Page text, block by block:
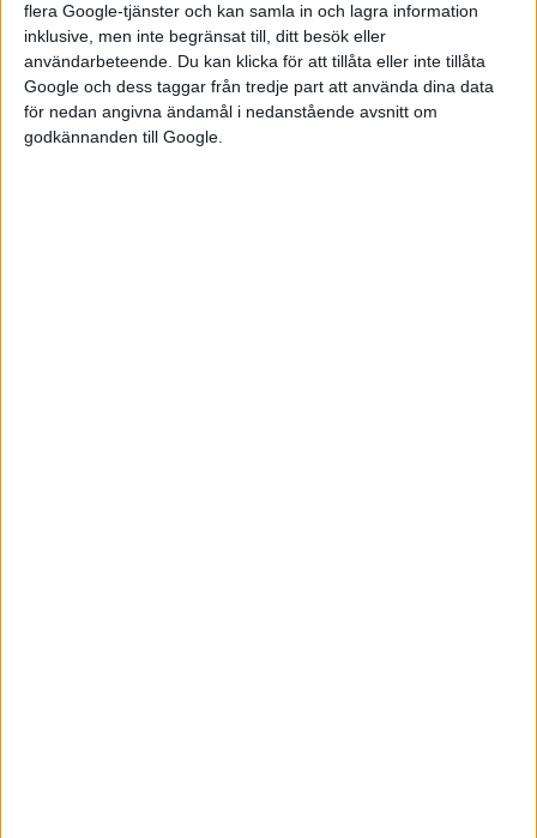
flera Google-tjänster och kan samla in och lagra information
inklusive, men inte begränsat till, ditt besök eller
användarbeteende. Du kan klicka för att tillåta eller inte tillåta
Google och dess taggar från tredje part att använda dina data
för nedan angivna ändamål i nedanstående avsnitt om
godkännanden till Google.
I en kommentar till Financial Times beskriver Matthias
Schmidt siffrorna som bevis för en fortsättning på
”dödsmarschen för dieseln” som började 2015 med avslöjandet
att Volkswagen fuskat med utsläpp vid mätningar.